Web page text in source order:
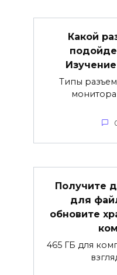
Какой
Типы
Получите
для
обновите
465 ГБ для